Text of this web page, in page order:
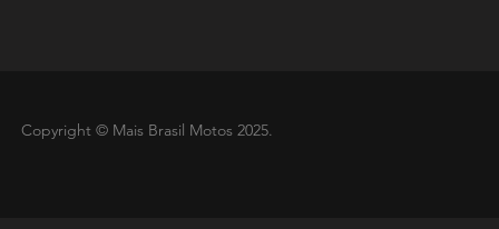
Copyright © Mais Brasil Motos 2025.